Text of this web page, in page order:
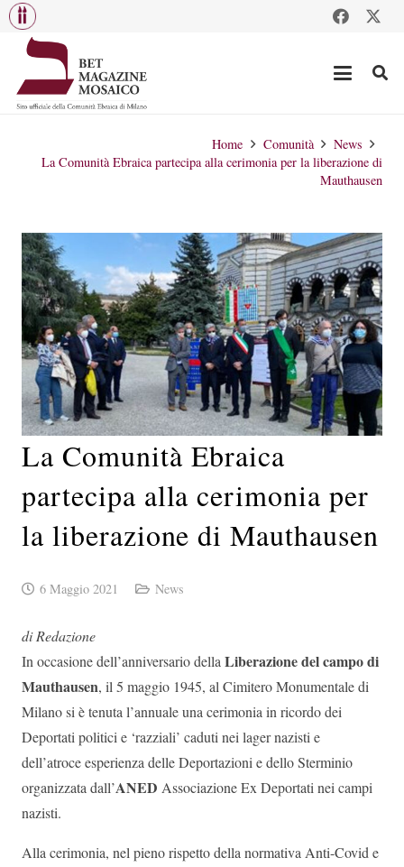
Home Comunità
News
La Comunità Ebraica partecipa alla cerimonia per la liberazione di
Mauthausen
La Comunità Ebraica
partecipa alla cerimonia per
la liberazione di Mauthausen
6 Maggio 2021 News
di Redazione
In occasione dell’anniversario dellaLiberazione del campo di
Mauthausen, il 5 maggio 1945, al Cimitero Monumentale di
Milano si è tenuta l’annuale una cerimonia in ricordo dei
Deportati politici e ‘razziali’ caduti nei lager nazisti e
dell’atroce esperienza delle Deportazioni e dello Sterminio
organizzata dall’ANED Associazione Ex Deportati nei campi
nazisti.
Alla cerimonia, nel pieno rispetto della normativa Anti-Covid e